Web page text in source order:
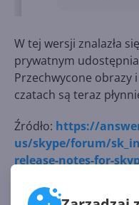
W tej wersji znalazła
prywatnym
Przechwycone obrazy
czatach są teraz
Źródło: https://
us/skype/forum/
release-notes-for-